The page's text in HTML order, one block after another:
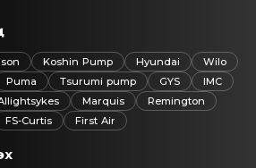
Koshin Pump Hyundai
Wilo
Puma Tsurumi pump GYS
IMC
Marquis
Remington
FS-Curtis First Air